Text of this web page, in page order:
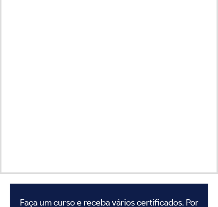
Faça um curso e receba vários certificados. Por